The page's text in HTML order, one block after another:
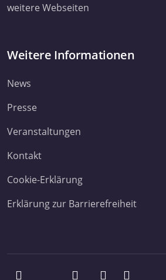
weitere Webseiten
Weitere Informationen
News
Presse
Veranstaltungen
Kontakt
Cookie-Erklärung
Erklärung zur Barrierefreiheit